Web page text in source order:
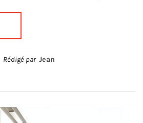
Rédigé par Jean